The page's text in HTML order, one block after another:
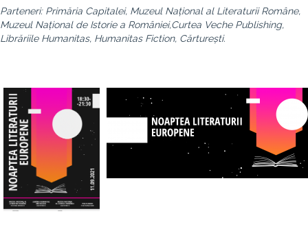
Parteneri: Primăria Capitalei, Muzeul Național al Literaturii Române,
Muzeul Național de Istorie a României,Curtea Veche Publishing,
Librăriile Humanitas, Humanitas Fiction, Cărturești.